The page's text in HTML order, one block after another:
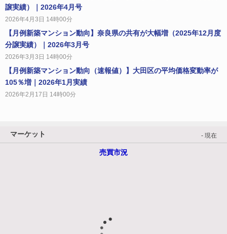
譲実績）｜2026年4月号
2026年4月3日 14時00分
【月例新築マンション動向】奈良県の共有が大幅増（2025年12月度
分譲実績）｜2026年3月号
2026年3月3日 14時00分
【月例新築マンション動向（速報値）】大田区の平均価格変動率が
105％増｜2026年1月実績
2026年2月17日 14時00分
マーケット - 現在
売買市況